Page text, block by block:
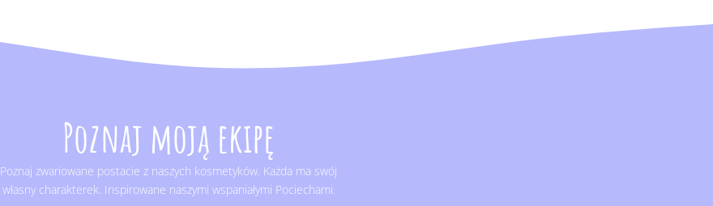
Poznaj moją ekipę
Poznaj zwariowane postacie z naszych kosmetyków. Każda ma swój
własny charakterek. Inspirowane naszymi wspaniałymi Pociechami.